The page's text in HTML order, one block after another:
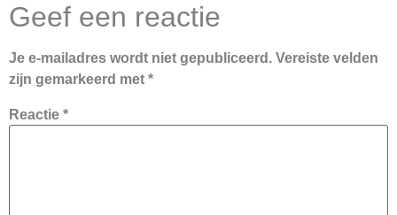
Geef een reactie
Je e-mailadres wordt niet gepubliceerd. Vereiste velden
zijn gemarkeerd met *
Reactie *